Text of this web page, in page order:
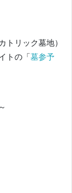
リック墓地）
トの「墓参予